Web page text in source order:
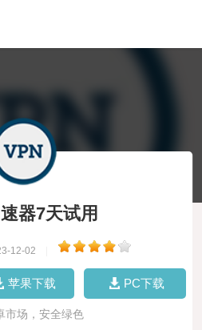
器7天试用
12-02
苹果下载 PC下载
市场，安全绿色